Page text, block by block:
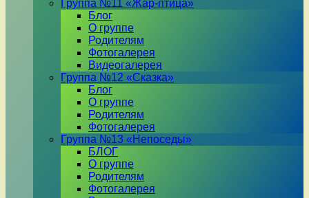
Группа №11 «Жар-птица»
Блог
О группе
Родителям
Фотогалерея
Видеогалерея
Группа №12 «Сказка»
Блог
О группе
Родителям
Фотогалерея
Группа №13 «Непоседы»
БЛОГ
О группе
Родителям
Фотогалерея